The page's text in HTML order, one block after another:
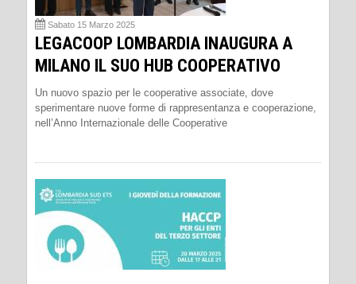
Sabato 15 Marzo 2025
LEGACOOP LOMBARDIA INAUGURA A
MILANO IL SUO HUB COOPERATIVO
Un nuovo spazio per le cooperative associate, dove
sperimentare nuove forme di rappresentanza e cooperazione,
nell’Anno Internazionale delle Cooperative